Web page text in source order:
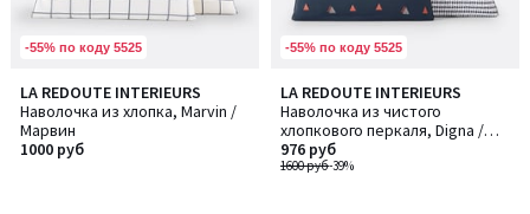
-55% по коду 5525
LA REDOUTE INTERIEURS
Наволочка из хлопка, Marvin /
Марвин
1000 руб
-55% по коду 5525
LA REDOUTE INTERIEURS
Наволочка из чистого
хлопкового перкаля, Digna /
Дигна
1600 руб-39%
976 руб